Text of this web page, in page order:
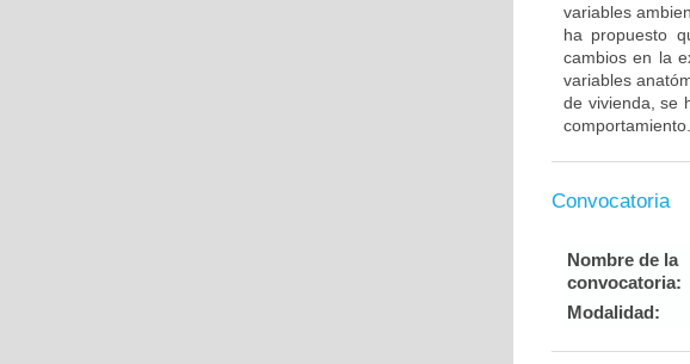
variables
ha propuesto
cambios en la
variables
de vivienda, se
comportamiento.
Convocatoria
Nombre de la
convocatoria:
Modalidad: